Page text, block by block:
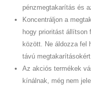
pénzmegtakarítás és
Koncentráljon a
hogy prioritást állítson
között. Ne áldozza fel
távú megtakarításokért.
Az akciós termékek
kínálnak, még nem